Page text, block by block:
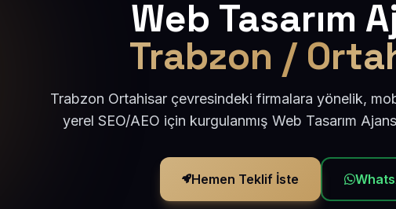
Web Tasarım
Trabzon /
Trabzon Ortahisar çevresindeki firmalara yönelik,
yerel SEO/AEO için kurgulanmış Web Tasarım
Hemen Teklif İste